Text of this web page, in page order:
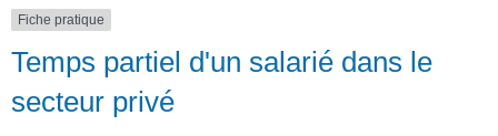
Fiche pratique
Temps partiel d'un salarié dans le
secteur privé